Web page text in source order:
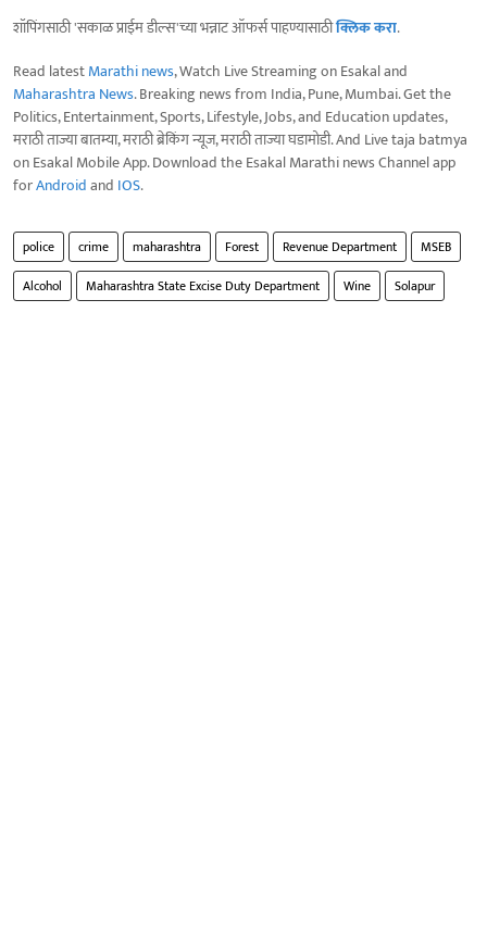
शॉपिंगसाठी 'सकाळ प्राईम डील्स'च्या भन्नाट ऑफर्स पाहण्यासाठीक्लिक करा.
Read latestMarathi news, Watch Live Streaming on Esakal and
Maharashtra News. Breaking news from India, Pune, Mumbai. Get the
Politics, Entertainment, Sports, Lifestyle, Jobs, and Education updates,
मराठी ताज्या बातम्या, मराठी ब्रेकिंग न्यूज, मराठी ताज्या घडामोडी. And Live taja batmya
on Esakal Mobile App. Download the Esakal Marathi news Channel app
forAndroidand IOS.
police crime maharashtra Forest Revenue Department
MSEB
Alcohol
Maharashtra State Excise Duty Department Wine Solapur